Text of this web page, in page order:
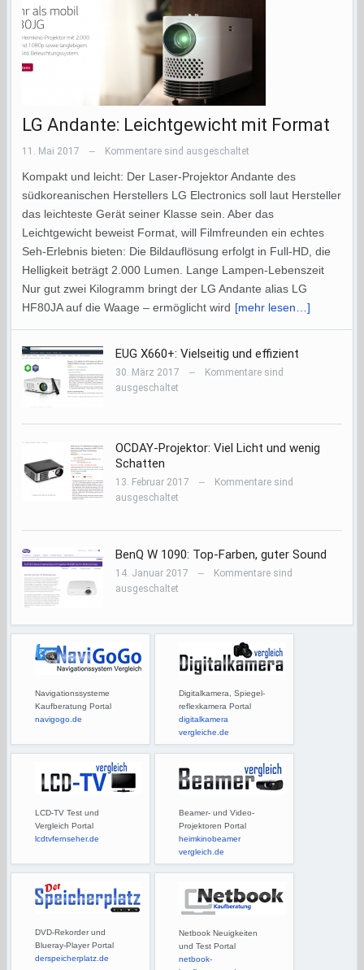
LG Andante: Leichtgewicht mit Format
11. Mai 2017 — Kommentare sind ausgeschaltet
Kompakt und leicht: Der Laser-Projektor Andante des
südkoreanischen Herstellers LG Electronics soll laut Hersteller
das leichteste Gerät seiner Klasse sein. Aber das
Leichtgewicht beweist Format, will Filmfreunden ein echtes
Seh-Erlebnis bieten: Die Bildauflösung erfolgt in Full-HD, die
Helligkeit beträgt 2.000 Lumen. Lange Lampen-Lebenszeit
Nur gut zwei Kilogramm bringt der LG Andante alias LG
HF80JA auf die Waage – ermöglicht wird [mehr lesen…]
EUG X660+: Vielseitig und effizient
30. März 2017 —
Kommentare sind
ausgeschaltet
OCDAY-Projektor: Viel Licht und wenig
Schatten
13. Februar 2017 —
Kommentare sind
ausgeschaltet
BenQ W 1090: Top-Farben, guter Sound
14. Januar 2017 —
Kommentare sind
ausgeschaltet
Navigationssysteme
Kaufberatung Portal
navigogo.de
Digitalkamera, Spiegel-
reflexkamera Portal
digitalkamera
vergleiche.de
LCD-TV Test und
Vergleich Portal
lcdtvfernseher.de
Beamer- und Video-
Projektoren Portal
heimkinobeamer
vergleich.de
DVD-Rekorder und
Blueray-Player Portal
derspeicherplatz.de
Netbook Neuigkeiten
und Test Portal
netbook-